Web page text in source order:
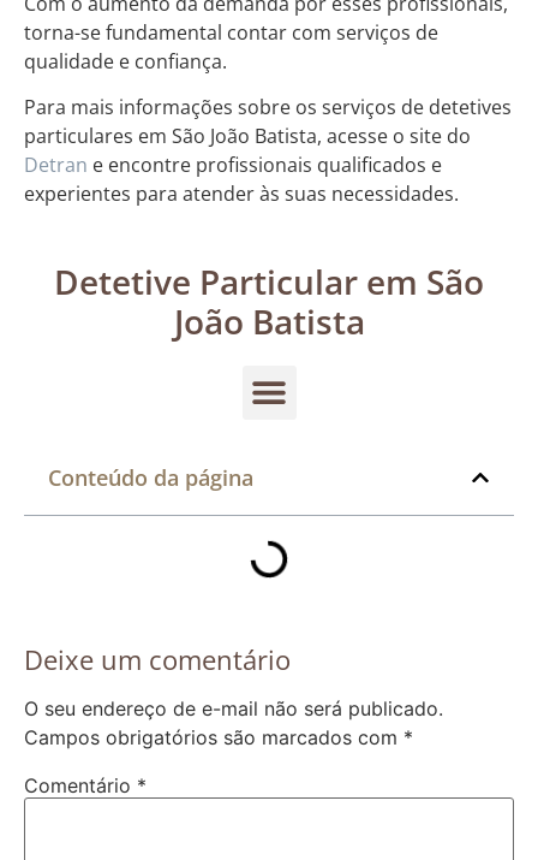
torna-se fundamental contar com serviços de
qualidade e confiança.
Para mais informações sobre os serviços de detetives
particulares em São João Batista, acesse o site do
Detran e encontre profissionais qualificados e
experientes para atender às suas necessidades.
Detetive Particular em São
João Batista
Conteúdo da página
Deixe um comentário
O seu endereço de e-mail não será publicado.
Campos obrigatórios são marcados com *
Comentário *